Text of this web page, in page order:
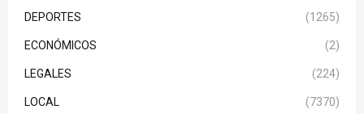
DEPORTES (1265)
ECONÓMICOS (2)
LEGALES (224)
LOCAL (7370)